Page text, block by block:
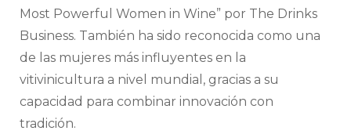
Most Powerful Women in Wine” por The Drinks
Business. También ha sido reconocida como una
de las mujeres más influyentes en la
vitivinicultura a nivel mundial, gracias a su
capacidad para combinar innovación con
tradición.